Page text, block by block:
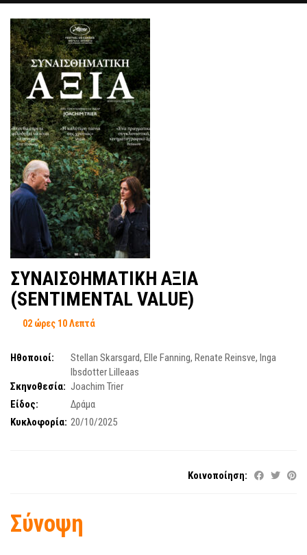
ΣΥΝΑΙΣΘΗΜΑΤΙΚΗ ΑΞΙΑ
(SENTIMENTAL VALUE)
02 ώρες 10 Λεπτά
Ηθοποιοί: Stellan Skarsgard, Elle Fanning, Renate Reinsve, Inga
Ibsdotter Lilleaas
Σκηνοθεσία: Joachim Trier
Είδος:
Δράμα
Κυκλοφορία: 20/10/2025
Κοινοποίηση:
Σύνοψη